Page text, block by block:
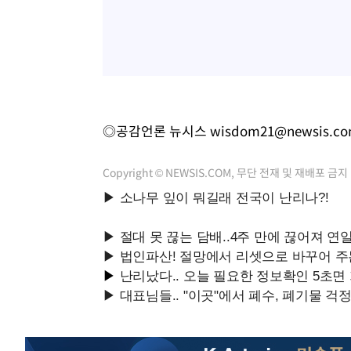
◎공감언론 뉴시스
Copyright © NEWSIS.COM, 무단 전재 및 재배포 금지